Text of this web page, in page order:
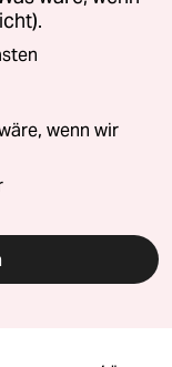
wenn wir